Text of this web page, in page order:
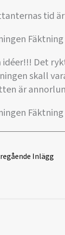
tid
idéer!!! Det
skall
är
Inlägg